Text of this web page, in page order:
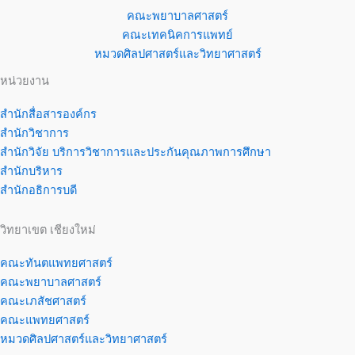
คณะพยาบาลศาสตร์
คณะเทคนิคการแพทย์
หมวดศิลปศาสตร์และวิทยาศาสตร์
หน่วยงาน
สำนักสื่อสารองค์กร
สำนักวิชาการ
สำนักวิจัย บริการวิชาการและประกันคุณภาพการศึกษา
สำนักบริหาร
สำนักอธิการบดี
วิทยาเขต เชียงใหม่
คณะทันตแพทยศาสตร์
คณะพยาบาลศาสตร์
คณะเภสัชศาสตร์
คณะแพทยศาสตร์
หมวดศิลปศาสตร์และวิทยาศาสตร์